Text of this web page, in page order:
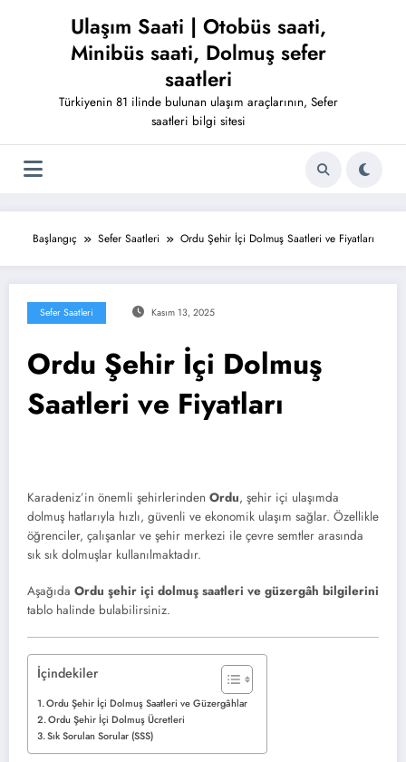
Ulaşım Saati | Otobüs saati,
Minibüs saati, Dolmuş sefer
saatleri
Türkiyenin 81 ilinde bulunan ulaşım araçlarının, Sefer
saatleri bilgi sitesi
Başlangıç Sefer Saatleri Ordu Şehir İçi Dolmuş Saatleri ve Fiyatları
Sefer Saatleri Kasım 13, 2025
Ordu Şehir İçi Dolmuş
Saatleri ve Fiyatları
Karadeniz’in önemli şehirlerinden Ordu, şehir içi ulaşımda
dolmuş hatlarıyla hızlı, güvenli ve ekonomik ulaşım sağlar. Özellikle
öğrenciler, çalışanlar ve şehir merkezi ile çevre semtler arasında
sık sık dolmuşlar kullanılmaktadır.
Aşağıda Ordu şehir içi dolmuş saatleri ve güzergâh bilgilerini
tablo halinde bulabilirsiniz.
İçindekiler
Ordu Şehir İçi Dolmuş Saatleri ve Güzergâhlar
Ordu Şehir İçi Dolmuş Ücretleri
Sık Sorulan Sorular (SSS)